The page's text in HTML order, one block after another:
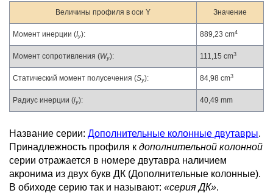
Величины профиля в оси Y Значение
Момент инерции (Iy): 889,23 cm4
Момент сопротивления (Wy): 111,15 cm3
Статический момент полусечения (Sy): 84,98 cm3
Радиус инерции (iy): 40,49 mm
Название серии: Дополнительные колонные двутавры.
Принадлежность профиля к дополнительной колонной
серии отражается в номере двутавра наличием
акронима из двух букв ДК (Дополнительные колонные).
В обиходе серию так и называют: «серия ДК».